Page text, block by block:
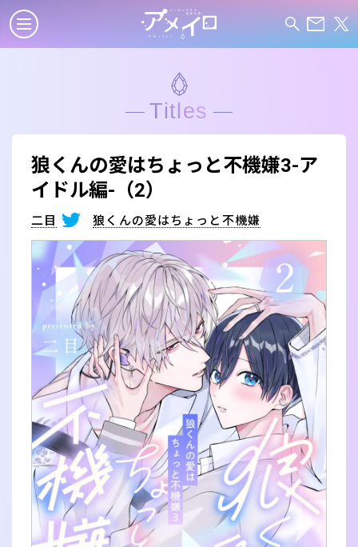
Titles
狼くんの愛はちょっと不機嫌3-ア
イドル編-（2）
二目 狼くんの愛はちょっと不機嫌